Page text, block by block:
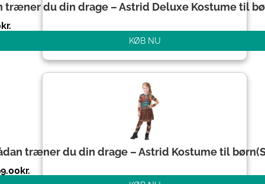
træner du din drage – Astrid Deluxe Kostume til
kr.
KØB NU
træner du din drage – Astrid Kostume til
kr.